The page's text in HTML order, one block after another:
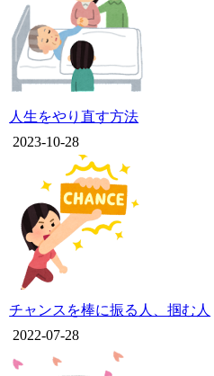
人生をやり直す方法
2023-10-28
チャンスを棒に振る人、掴む人
2022-07-28